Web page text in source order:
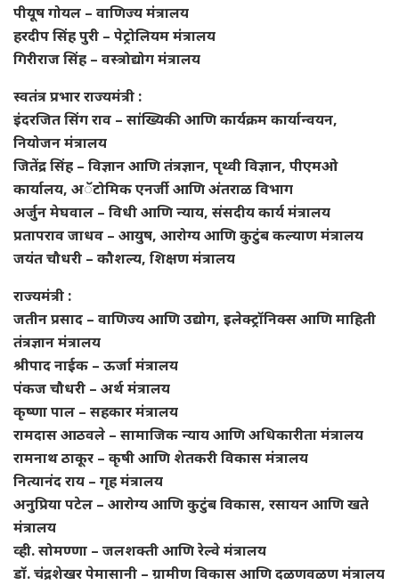
पीयूष गोयल – वाणिज्य मंत्रालय
हरदीप सिंह पुरी – पेट्रोलियम मंत्रालय
गिरीराज सिंह – वस्त्रोद्योग मंत्रालय
स्वतंत्र प्रभार राज्यमंत्री :
इंदरजित सिंग राव – सांख्यिकी आणि कार्यक्रम कार्यान्वयन,
नियोजन मंत्रालय
जितेंद्र सिंह – विज्ञान आणि तंत्रज्ञान, पृथ्वी विज्ञान, पीएमओ
कार्यालय, अॅटोमिक एनर्जी आणि अंतराळ विभाग
अर्जुन मेघवाल – विधी आणि न्याय, संसदीय कार्य मंत्रालय
प्रतापराव जाधव – आयुष, आरोग्य आणि कुटुंब कल्याण मंत्रालय
जयंत चौधरी – कौशल्य, शिक्षण मंत्रालय
राज्यमंत्री :
जतीन प्रसाद – वाणिज्य आणि उद्योग, इलेक्ट्रॉनिक्स आणि माहिती
तंत्रज्ञान मंत्रालय
श्रीपाद नाईक – ऊर्जा मंत्रालय
पंकज चौधरी – अर्थ मंत्रालय
कृष्णा पाल – सहकार मंत्रालय
रामदास आठवले – सामाजिक न्याय आणि अधिकारीता मंत्रालय
रामनाथ ठाकूर – कृषी आणि शेतकरी विकास मंत्रालय
नित्यानंद राय – गृह मंत्रालय
अनुप्रिया पटेल – आरोग्य आणि कुटुंब विकास, रसायन आणि खते
मंत्रालय
व्ही. सोमण्णा – जलशक्ती आणि रेल्वे मंत्रालय
डॉ. चंद्रशेखर पेमासानी – ग्रामीण विकास आणि दळणवळण मंत्रालय